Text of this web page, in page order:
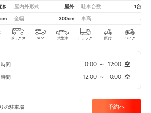
き 屋内外形式 屋外 駐車台数 1台
全幅 300cm 車高 -
ボックス SUV 大型車 トラック 原付 バイク
時間 0:00 ～ 12:00 空
時間 12:00 ～ 0:00 空
の駐車場 予約へ